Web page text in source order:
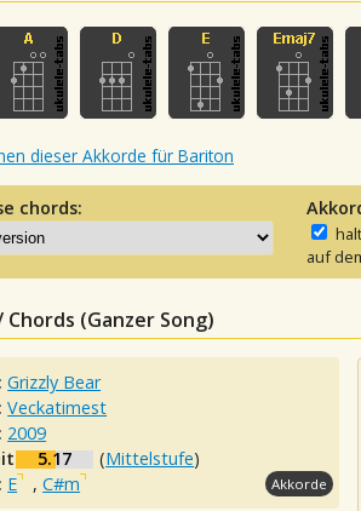
dieser Akkorde für Bariton
chords:
auf
(Ganzer Song)
Grizzly Bear
Veckatimest
2009
5.17 (Mittelstufe)
E ,C#m Akkorde